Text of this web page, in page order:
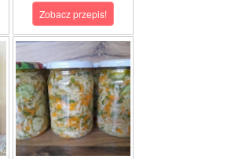
Zobacz przepis!